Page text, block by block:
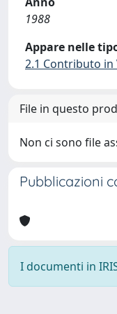
1988
Appare nelle
2.1 Contributo in
File in questo
Non ci sono file
Pubblicazioni
I documenti in